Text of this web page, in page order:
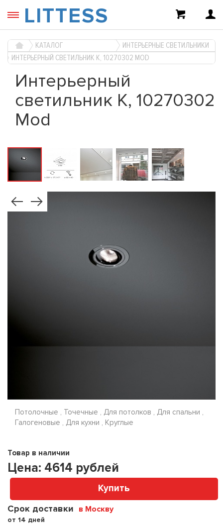
LITTESS
КАТАЛОГ
ИНТЕРЬЕРНЫЕ СВЕТИЛЬНИКИ
ИНТЕРЬЕРНЫЙ СВЕТИЛЬНИК K, 10270302 MOD
Интерьерный
светильник K, 10270302
Mod
Потолочные , Точечные , Для потолков , Для спальни ,
Галогеновые , Для кухни , Круглые
Товар в наличии
Цена: 4614 рублей
Купить
Срок доставки в Москву
от 14 дней